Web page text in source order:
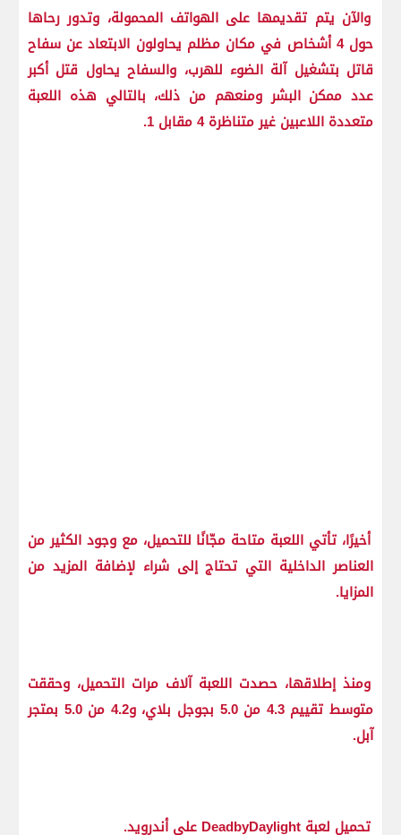
والآن يتم تقديمها على الهواتف المحمولة، وتدور رحاها
حول 4 أشخاص في مكان مظلم يحاولون الابتعاد عن سفاح
قاتل بتشغيل آلة الضوء للهرب، والسفاح يحاول قتل أكبر
عدد ممكن البشر ومنعهم من ذلك، بالتالي هذه اللعبة
متعددة اللاعبين غير متناظرة 4 مقابل 1.
أخيرًا، تأتي اللعبة متاحة مجّانًا للتحميل، مع وجود الكثير من
العناصر الداخلية التي تحتاج إلى شراء لإضافة المزيد من
المزايا.
ومنذ إطلاقها، حصدت اللعبة آلاف مرات التحميل، وحققت
متوسط تقييم 4.3 من 5.0 بجوجل بلاي، و4.2 من 5.0 بمتجر
آبل.
تحميل لعبة DeadbyDaylight على أندرويد.